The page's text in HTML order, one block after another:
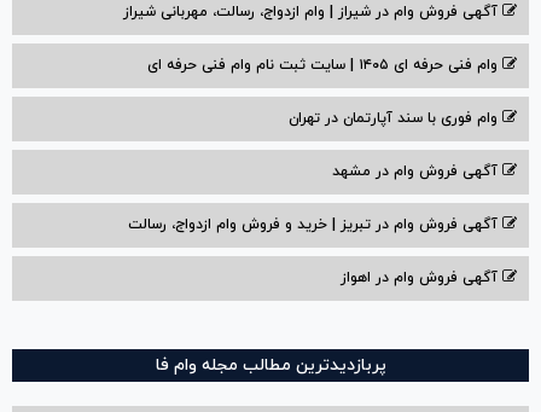
آگهی فروش وام در شیراز | وام ازدواج، رسالت، مهربانی شیراز
وام فنی حرفه ای ۱۴۰۵ | سایت ثبت نام وام فنی حرفه ای
وام فوری با سند آپارتمان در تهران
آگهی فروش وام در مشهد
آگهی فروش وام در تبریز | خرید و فروش وام ازدواج، رسالت
آگهی فروش وام در اهواز
پربازدیدترین مطالب مجله وام فا